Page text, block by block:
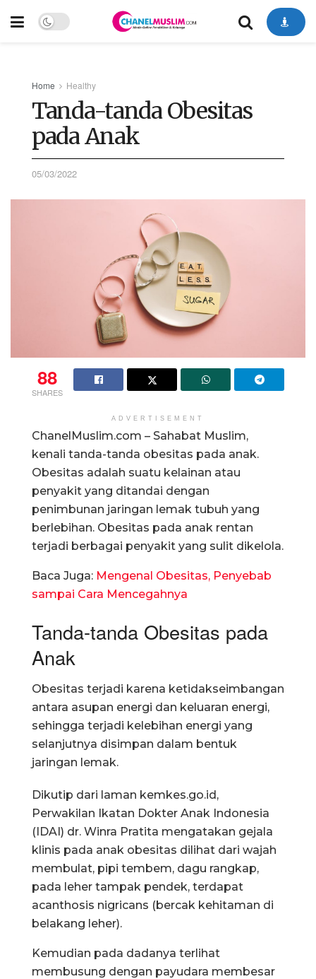
Home Healthy
Tanda-tanda Obesitas
pada Anak
05/03/2022
88
SHARES
ADVERTISEMENT
ChanelMuslim.com – Sahabat Muslim,
kenali tanda-tanda obesitas pada anak.
Obesitas adalah suatu kelainan atau
penyakit yang ditandai dengan
penimbunan jaringan lemak tubuh yang
berlebihan. Obesitas pada anak rentan
terjadi berbagai penyakit yang sulit dikelola.
Baca Juga: Mengenal Obesitas, Penyebab
sampai Cara Mencegahnya
Tanda-tanda Obesitas pada
Anak
Obesitas terjadi karena ketidakseimbangan
antara asupan energi dan keluaran energi,
sehingga terjadi kelebihan energi yang
selanjutnya disimpan dalam bentuk
jaringan lemak.
Dikutip dari laman kemkes.go.id,
Perwakilan Ikatan Dokter Anak Indonesia
(IDAI) dr. Winra Pratita mengatakan gejala
klinis pada anak obesitas dilihat dari wajah
membulat, pipi tembem, dagu rangkap,
pada leher tampak pendek, terdapat
acanthosis nigricans (bercak kehitaman di
belakang leher).
Kemudian pada dadanya terlihat
membusung dengan payudara membesar